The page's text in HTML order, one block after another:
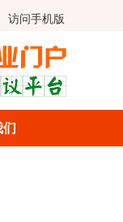
访问手机版